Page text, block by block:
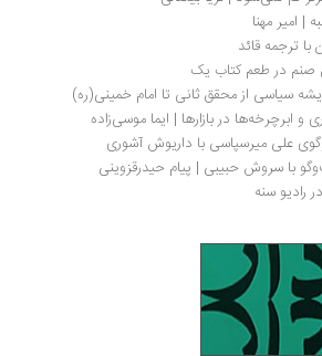
قائد
طعم کتاب یک
از محقق ثانی تا امام خمینی(ره)
در بازارها | ایما موسی‌زاده
میرسپاسی با داریوش آشوری
حبیبی | پیام حیدرقزوینی
سنه